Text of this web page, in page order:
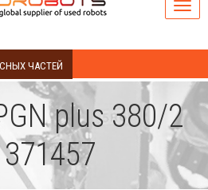
ЧАСТЕЙ
plus 380/2